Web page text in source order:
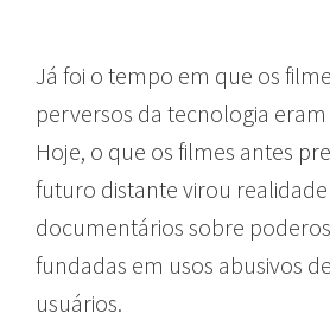
Já foi o tempo em que os
perversos da tecnologia
Hoje, o que os filmes antes
futuro distante virou
documentários sobre
fundadas em usos abusivos
usuários.